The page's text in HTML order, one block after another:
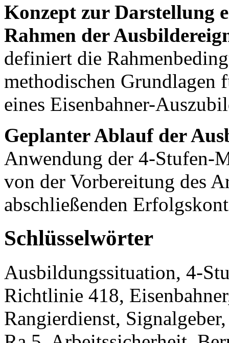
Konzept zur Darstellung
Rahmen der
definiert die
methodischen Grundlagen
eines Eisenbahner-
Geplanter Ablauf der
Anwendung der 4-Stufen-
von der Vorbereitung des
abschließenden
Schlüsselwörter
Ausbildungssituation, 4-
Richtlinie 418,
Rangierdienst,